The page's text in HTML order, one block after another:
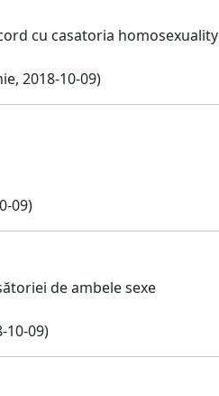
cu casatoria homosexuality
2018-10-09)
09)
de ambele sexe
10-09)